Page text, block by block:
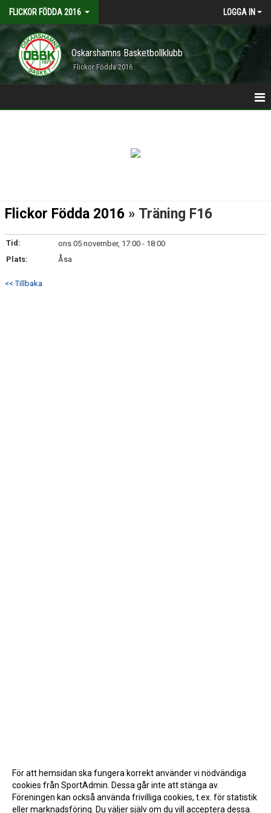
FLICKOR FÖDDA 2016 LOGGA IN
Oskarshamns Basketbollklubb
Flickor Födda 2016
Flickor Födda 2016 » Träning F16
Tid:
ons 05 november, 17:00 - 18:00
Plats:
Åsa
<< Tillbaka
För att hemsidan ska fungera korrekt använder vi nödvändiga
cookies från SportAdmin. Dessa går inte att stänga av.
Föreningen kan också använda frivilliga cookies, t.ex. för statistik
eller marknadsföring. Du väljer själv om du vill acceptera dessa.